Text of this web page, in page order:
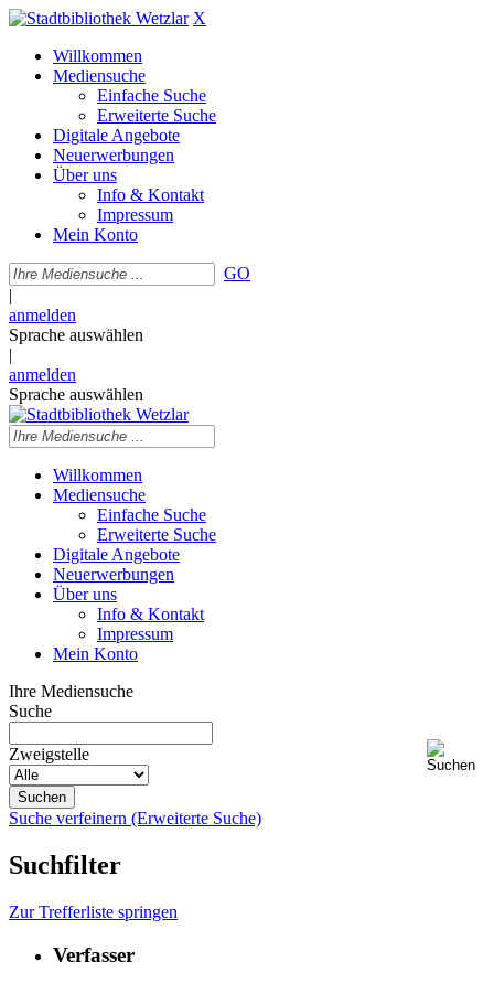
X
Willkommen
Mediensuche
Einfache Suche
Erweiterte Suche
Digitale Angebote
Neuerwerbungen
Über uns
Info & Kontakt
Impressum
Mein Konto
GO
|
anmelden
Sprache auswählen
|
anmelden
Sprache auswählen
Willkommen
Mediensuche
Einfache Suche
Erweiterte Suche
Digitale Angebote
Neuerwerbungen
Über uns
Info & Kontakt
Impressum
Mein Konto
Ihre Mediensuche
Suche
Zweigstelle
Suche verfeinern (Erweiterte Suche)
Suchfilter
Zur Trefferliste springen
Verfasser